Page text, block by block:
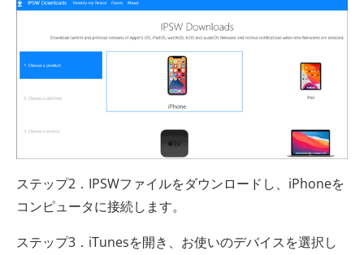
ステップ2．IPSWファイルをダウンロードし、iPhoneを
コンピュータに接続します。
ステップ3．iTunesを開き、お使いのデバイスを選択し